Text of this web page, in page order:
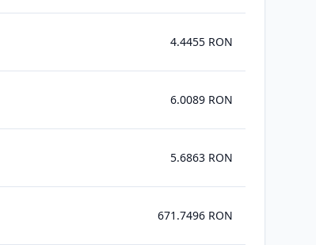
4.4455 RON
6.0089 RON
5.6863 RON
671.7496 RON